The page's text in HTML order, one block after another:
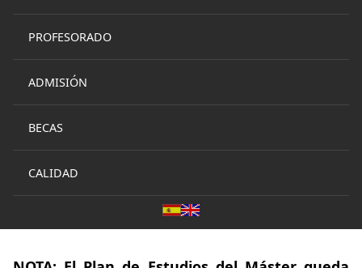
PROFESORADO
ADMISIÓN
BECAS
CALIDAD